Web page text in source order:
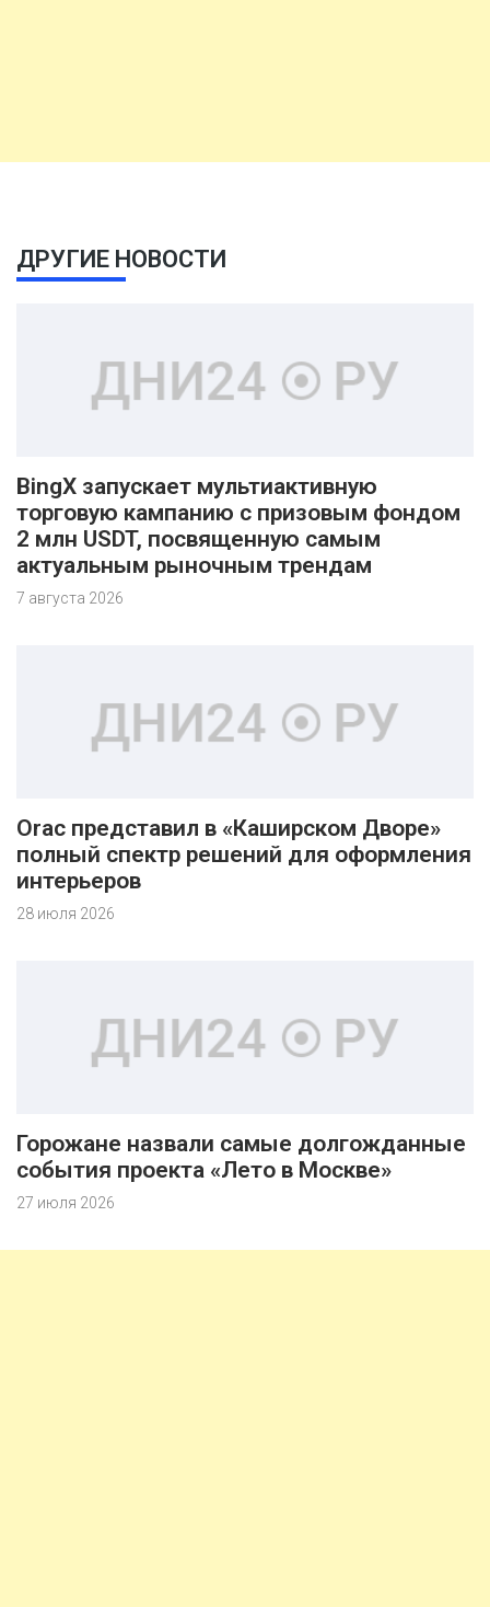
ДРУГИЕ НОВОСТИ
BingX запускает мультиактивную
торговую кампанию с призовым фондом
2 млн USDT, посвященную самым
актуальным рыночным трендам
7 августа 2026
Orac представил в «Каширском Дворе»
полный спектр решений для оформления
интерьеров
28 июля 2026
Горожане назвали самые долгожданные
события проекта «Лето в Москве»
27 июля 2026